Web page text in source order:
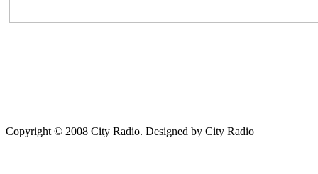
Copyright © 2008 City Radio. Designed by City Radio